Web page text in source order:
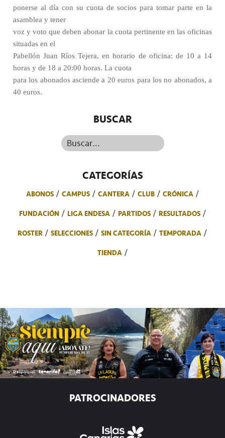
ponerse al día con su cuota de socios para tomar parte en la
asamblea y tener
voz y voto que deben abonar la cuota pertinente en las oficinas
situadas en el
Pabellón Juan Ríos Tejera, en horario de oficina: de 10 a 14
horas y de 18 a 20:00 horas. La cuota
para los abonados asciende a 20 euros para los no abonados, a
40 euros.
BUSCAR
Buscar...
CATEGORÍAS
ABONOS CAMPUS CANTERA CLUB
CRÓNICA
FUNDACIÓN
LIGA ENDESA PARTIDOS
RESULTADOS
ROSTER
SELECCIONES SIN CATEGORÍA
TEMPORADA
TIENDA
PATROCINADORES